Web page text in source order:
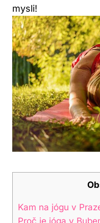
mysli!
Kam na jógu v
Proč je jóga v